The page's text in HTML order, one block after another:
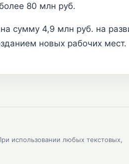
80 млн руб.
сумму 4,9 млн руб. на
новых рабочих мест.
использовании любых текстовых,